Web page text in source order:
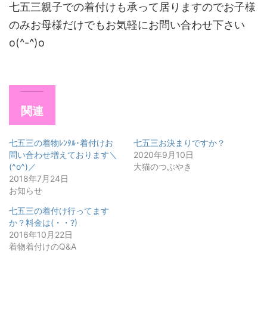
七五三親子での着付けも承って居りますのでお子様
のみお母様だけでもお気軽にお問い合わせ下さい
o(^-^)o
関連
七五三の着物ﾚﾝﾀﾙ･着付けお
問い合わせ増えております＼
(^o^)／
2018年7月24日
お知らせ
七五三お決まりですか？
2020年9月10日
大猫のつぶやき
七五三の着付け行ってます
か？料金は(・・?)
2016年10月22日
着物着付けのQ&A